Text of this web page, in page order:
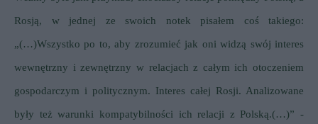
Rosją, w jednej ze swoich notek pisałem coś takiego:
„(…)Wszystko po to, aby zrozumieć jak oni widzą swój interes
wewnętrzny i zewnętrzny w relacjach z całym ich otoczeniem
gospodarczym i politycznym. Interes całej Rosji. Analizowane
były też warunki kompatybilności ich relacji z Polską.(…)” -